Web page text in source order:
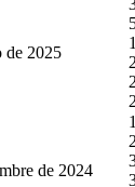
de 2025
de 2024